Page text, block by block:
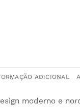
ADICIONAL
moderno e